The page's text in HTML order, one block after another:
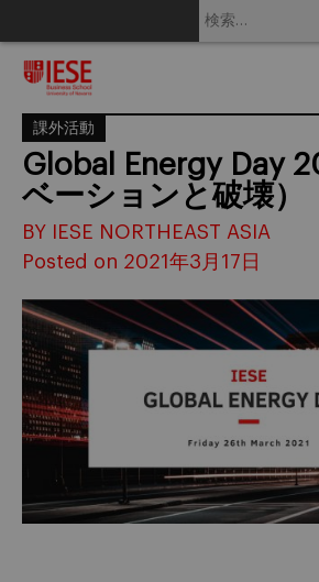
課外活動
Global Energy Day
ベーションと破壊）
BY IESE NORTHEAST ASIA
Posted on 2021年3月17日